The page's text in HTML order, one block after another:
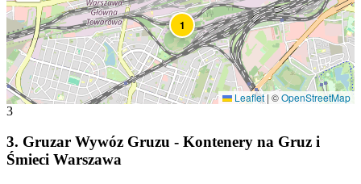
1
Leaflet | ©OpenStreetMap
3
3. Gruzar Wywóz Gruzu - Kontenery na Gruz i
Śmieci Warszawa